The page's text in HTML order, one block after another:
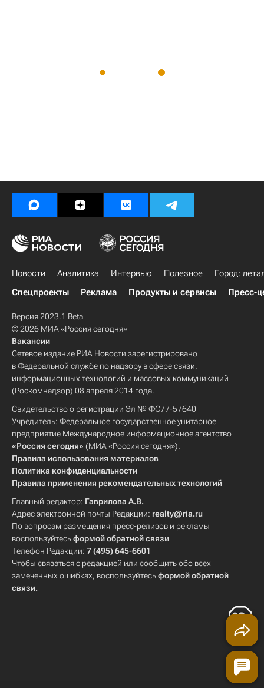
Новости Аналитика Интервью Полезное
Город:
Спецпроекты
Реклама Продукты и сервисы Пресс-
Версия 2023.1 Beta
© 2026 МИА «Россия сегодня»
Вакансии
Сетевое издание РИА Новости зарегистрировано
в Федеральной службе по надзору в сфере связи,
информационных технологий и массовых коммуникаций
(Роскомнадзор) 08 апреля 2014 года.
Свидетельство о регистрации Эл № ФС77-57640
Учредитель: Федеральное государственное унитарное
предприятие Международное информационное агентство
«Россия сегодня» (МИА «Россия сегодня»).
Правила использования материалов
Политика конфиденциальности
Правила применения рекомендательных технологий
Главный редактор: Гаврилова А.В.
Адрес электронной почты Редакции: realty@ria.ru
По вопросам размещения пресс-релизов и рекламы
воспользуйтесьформой обратной связи
Телефон Редакции: 7 (495) 645-6601
Чтобы связаться с редакцией или сообщить обо всех
замеченных ошибках, воспользуйтесьформой обратной
связи.